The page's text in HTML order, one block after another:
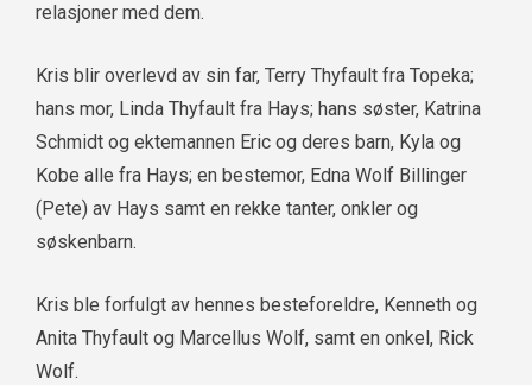
relasjoner med dem.
Kris blir overlevd av sin far, Terry Thyfault fra Topeka;
hans mor, Linda Thyfault fra Hays; hans søster, Katrina
Schmidt og ektemannen Eric og deres barn, Kyla og
Kobe alle fra Hays; en bestemor, Edna Wolf Billinger
(Pete) av Hays samt en rekke tanter, onkler og
søskenbarn.
Kris ble forfulgt av hennes besteforeldre, Kenneth og
Anita Thyfault og Marcellus Wolf, samt en onkel, Rick
Wolf.